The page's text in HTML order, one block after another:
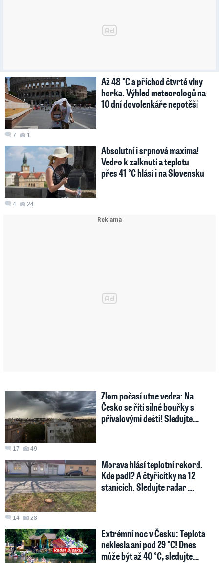
7 1
Až 48 °C a příchod čtvrté vlny
horka. Výhled meteorologů na
10 dní dovolenkáře nepotěší
4 24
Absolutní i srpnová maxima!
Vedro k zalknutí a teplotu
přes 41 °C hlásí i na Slovensku
17 49
Zlom počasí utne vedra: Na
Česko se řítí silné bouřky s
přívalovými dešti! Sledujte…
14 28
Morava hlásí teplotní rekord.
Kde padl? A čtyřicítky na 12
stanicích. Sledujte radar …
Extrémní noc v Česku: Teplota
neklesla ani pod 29 °C! Dnes
může být až 40 °C, sledujte…